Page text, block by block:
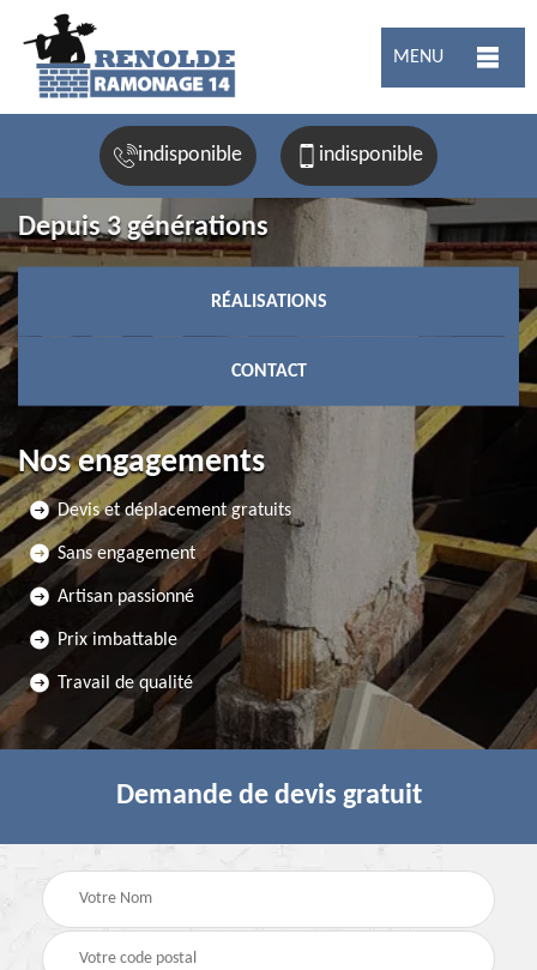
MENU
indisponible indisponible
Depuis 3 générations
RÉALISATIONS
CONTACT
Nos engagements
Devis et déplacement gratuits
Sans engagement
Artisan passionné
Prix imbattable
Travail de qualité
Demande de devis gratuit